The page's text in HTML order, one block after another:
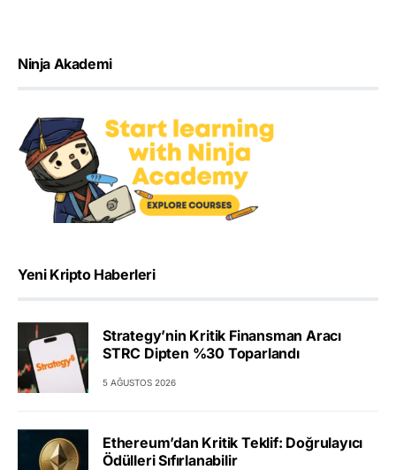
Ninja Akademi
Yeni Kripto Haberleri
Strategy’nin Kritik Finansman Aracı
STRC Dipten %30 Toparlandı
5 AĞUSTOS 2026
Ethereum’dan Kritik Teklif: Doğrulayıcı
Ödülleri Sıfırlanabilir